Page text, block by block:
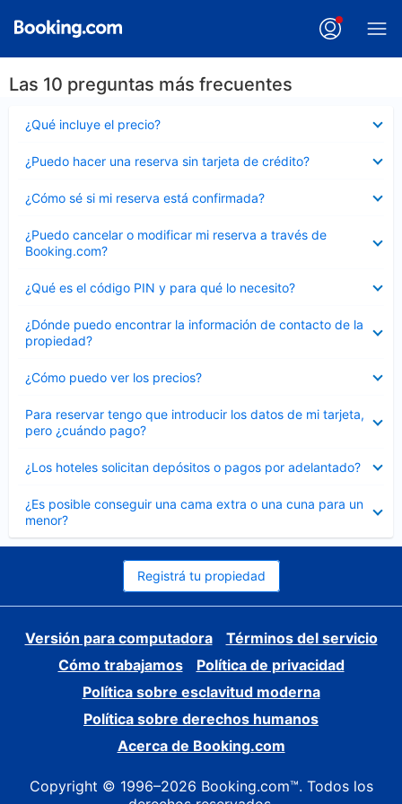
Las 10 preguntas más frecuentes
¿Qué incluye el precio?
cerrado
¿Puedo hacer una reserva sin tarjeta de crédito?
cerrado
¿Cómo sé si mi reserva está confirmada?
cerrado
¿Puedo cancelar o modificar mi reserva a través de
Booking.com?
cerrado
¿Qué es el código PIN y para qué lo necesito?
cerrado
¿Dónde puedo encontrar la información de contacto de la
propiedad?
cerrado
¿Cómo puedo ver los precios?
cerrado
Para reservar tengo que introducir los datos de mi tarjeta,
pero ¿cuándo pago?
cerrado
¿Los hoteles solicitan depósitos o pagos por adelantado?
cerrado
¿Es posible conseguir una cama extra o una cuna para un
menor?
cerrado
Registrá tu propiedad
Versión para computadora
Términos del servicio
Cómo trabajamos
Política de privacidad
Política sobre esclavitud moderna
Política sobre derechos humanos
Acerca de Booking.com
Copyright © 1996–2026 Booking.com™. Todos los